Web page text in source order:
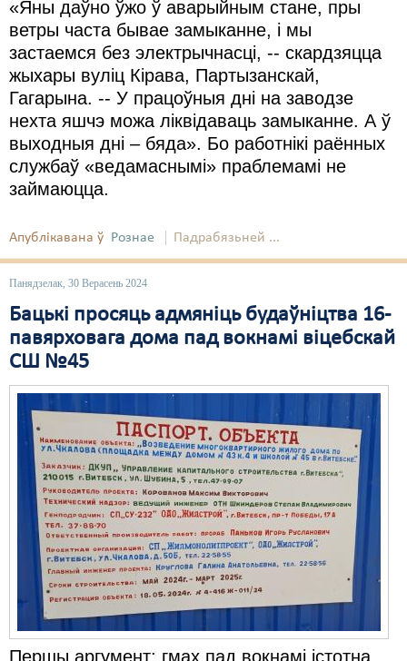
«Яны даўно ўжо ў аварыйным стане, пры
ветры часта бывае замыканне, і мы
застаемся без электрычнасці, -- скардзяцца
жыхары вуліц Кірава, Партызанскай,
Гагарына. -- У працоўныя дні на заводзе
нехта яшчэ можа ліквідаваць замыканне. А ў
выходныя дні – бяда». Бо работнікі раённых
службаў «ведамаснымі» праблемамі не
займаюцца.
Апублікавана ў Рознае Падрабязьней ...
Панядзелак, 30 Верасень 2024
Бацькі просяць адмяніць будаўніцтва 16-
павярховага дома пад вокнамі віцебскай
СШ №45
Першы аргумент: гмах пад вокнамі істотна